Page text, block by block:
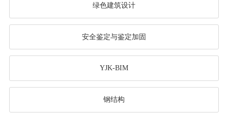
绿色建筑设计
安全鉴定与鉴定加固
YJK-BIM
钢结构